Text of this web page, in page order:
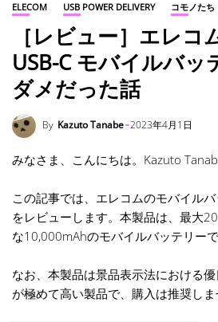
ELECOM USB POWER DELIVERY コモノたち
［レビュー］エレコ
USB-C モバイルバッ
ダメだった話
By Kazuto Tanabe 2023年4月1日
みなさま、こんにちは。Kazuto
この記事では、エレコムのモバイルバ
をレビューします。本製品は、最大
な10,000mAhのモバイルバッテリーで
なお、本製品は景品表示法における
が極めて高い製品で、購入は推奨しま